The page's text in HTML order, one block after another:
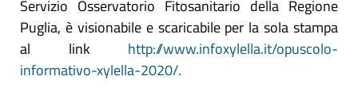
Servizio Osservatorio Fitosanitario della Regione
Puglia, è visionabile e scaricabile per la sola stampa
al link http://www.infoxylella.it/opuscolo-
informativo-xylella-2020/.